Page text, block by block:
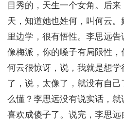
目秀的，天生一个女角。后
天，知道她也姓何，叫何云
里边学，很有悟性。李思远
像梅派，你的嗓子有局限性，
何云很惊讶，说，我就是想
了，说，太像了，就没有自
么懂？李思远没有说实话，就
喜欢成傻子了。说完，李思